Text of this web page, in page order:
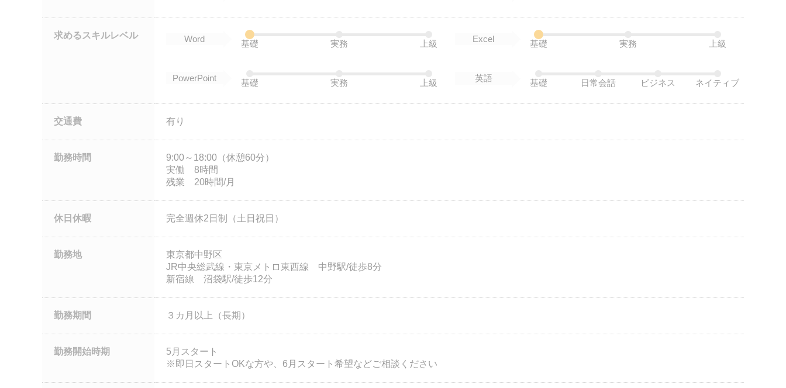
求めるスキルレベル Word 基礎 実務 上級 Excel 基礎 実務 上級
PowerPoint 基礎 実務 上級 英語 基礎 日常会話 ビジネス ネイティブ
交通費 有り
勤務時間
9:00～18:00（休憩60分）
実働 8時間
残業 20時間/月
休日休暇 完全週休2日制（土日祝日）
勤務地
東京都中野区
JR中央総武線・東京メトロ東西線 中野駅/徒歩8分
新宿線 沼袋駅/徒歩12分
勤務期間 ３カ月以上（長期）
勤務開始時期
5月スタート
※即日スタートOKな方や、6月スタート希望などご相談ください